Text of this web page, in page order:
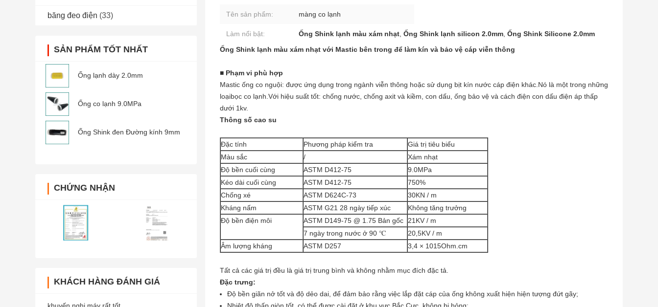
băng đeo điện (33)
SẢN PHẨM TỐT NHẤT
Ống lạnh dày 2.0mm
Ống co lạnh 9.0MPa
Ống Shink đen Đường kính 9mm
CHỨNG NHẬN
KHÁCH HÀNG ĐÁNH GIÁ
Tên sản phẩm: màng co lạnh
Làm nổi bật: Ống Shink lạnh màu xám nhạt, Ống Shink lạnh silicon 2.0mm, Ống Shink Silicone 2.0mm
Ống Shink lạnh màu xám nhạt với Mastic bên trong để làm kín và bảo vệ cáp viễn thông
■ Phạm vi phù hợp
Mastic ống co nguội: được ứng dụng trong ngành viễn thông hoặc sử dụng bịt kín nước cáp điện khác.Nó là một trong những
loạibọc co lạnh.Với hiệu suất tốt: chống nước, chống axit và kiềm, con dấu, ống bảo vệ và cách điện con dấu điện áp thấp
dưới 1kv.
Thông số cao su
Đặc tính Phương pháp kiểm tra
Giá trị tiêu biểu
Màu sắc
/
Xám nhạt
Độ bền cuối cùng
ASTM D412-75
9.0MPa
Kéo dài cuối cùng
ASTM D412-75
750%
Chống xé
ASTM D624C-73
30KN / m
Kháng nấm
ASTM G21 28 ngày tiếp xúc
Không tăng trưởng
Độ bền điện môi
ASTM D149-75 @ 1.75 Bản gốc 21KV / m
7 ngày trong nước ở 90 ℃
20,5KV / m
Âm lượng kháng
ASTM D257 3,4 × 1015Ohm.cm
Tất cả các giá trị đều là giá trị trung bình và không nhằm mục đích đặc tả.
Đặc trưng:
Độ bền giãn nở tốt và độ dẻo dai, để đảm bảo rằng việc lắp đặt cáp của ống không xuất hiện hiện tượng đứt gãy;